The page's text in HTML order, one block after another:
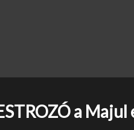
a Majul